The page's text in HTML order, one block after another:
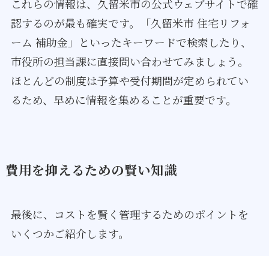
これらの情報は、久留米市の公式ウェブサイトで確
認するのが最も確実です。「久留米市 住宅リフォ
ーム 補助金」といったキーワードで検索したり、
市役所の担当課に直接問い合わせてみましょう。
ほとんどの制度は予算や受付期間が定められてい
るため、早めに情報を集めることが重要です。
費用を抑えるための賢い知識
最後に、コストを賢く管理するためのポイントを
いくつかご紹介します。